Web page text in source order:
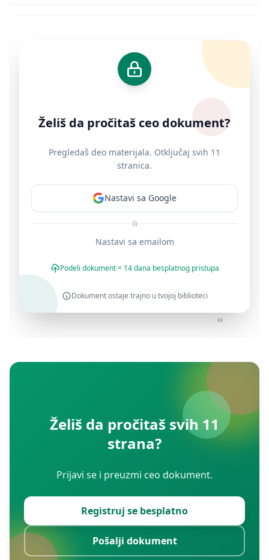
Želiš da pročitaš ceo dokument?
Pregledaš deo materijala. Otključaj svih 11
stranica.
Nastavi sa Google
ili
Nastavi sa emailom
Podeli dokument = 14 dana besplatnog pristupa
Dokument ostaje trajno u tvojoj biblioteci
Želiš da pročitaš svih 11
strana?
Prijavi se i preuzmi ceo dokument.
Registruj se besplatno
Pošalji dokument